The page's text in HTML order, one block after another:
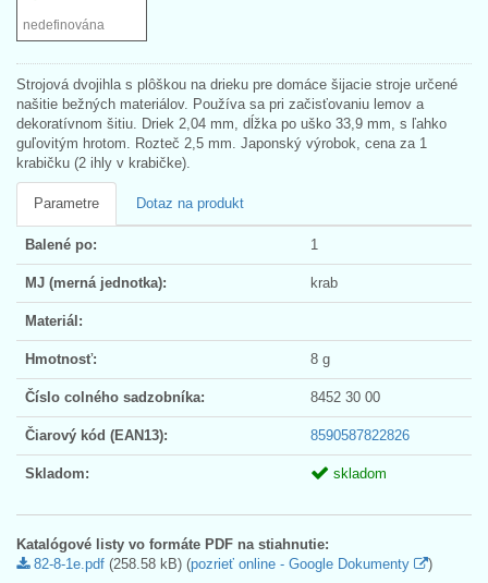
nedefinována
Strojová dvojihla s plôškou na drieku pre domáce šijacie stroje určené
našitie bežných materiálov. Používa sa pri začisťovaniu lemov a
dekoratívnom šitiu. Driek 2,04 mm, dĺžka po uško 33,9 mm, s ľahko
guľovitým hrotom. Rozteč 2,5 mm. Japonský výrobok, cena za 1
krabičku (2 ihly v krabičke).
Parametre Dotaz na produkt
Balené po: 1
MJ (merná jednotka): krab
Materiál:
Hmotnosť: 8 g
Číslo colného sadzobníka: 8452 30 00
Čiarový kód (EAN13): 8590587822826
Skladom: skladom
Katalógové listy vo formáte PDF na stiahnutie:
82-8-1e.pdf (258.58 kB) (pozrieť online - Google Dokumenty )